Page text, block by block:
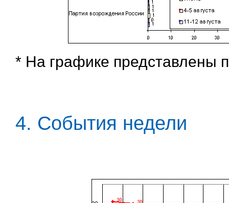
* На графике представлены
4. События недели